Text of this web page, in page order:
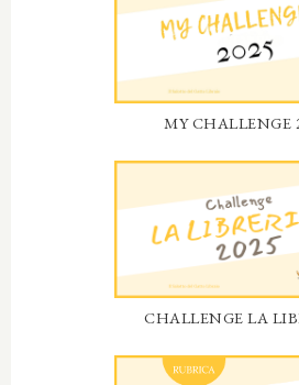
MY CHALLENGE
CHALLENGE LA